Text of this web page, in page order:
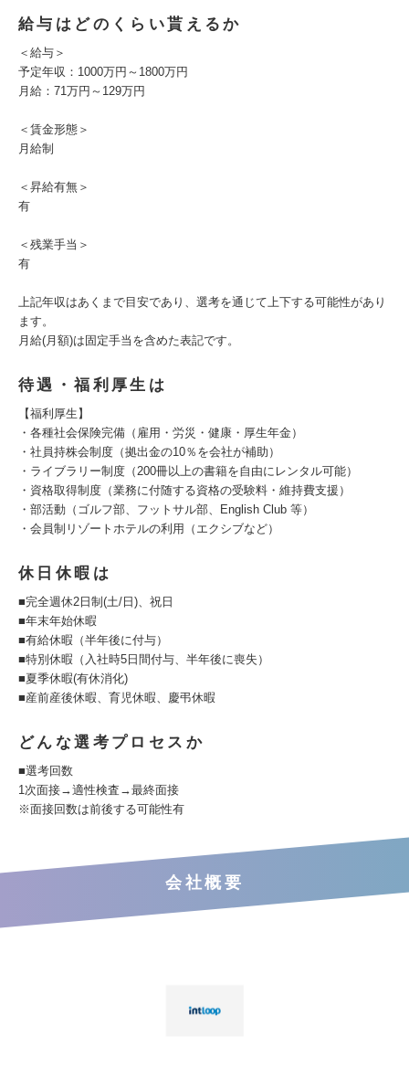
給与はどのくらい貰えるか
＜給与＞
予定年収：1000万円～1800万円
月給：71万円～129万円
＜賃金形態＞
月給制
＜昇給有無＞
有
＜残業手当＞
有
上記年収はあくまで目安であり、選考を通じて上下する可能性があり
ます。
月給(月額)は固定手当を含めた表記です。
待遇・福利厚生は
【福利厚生】
・各種社会保険完備（雇用・労災・健康・厚生年金）
・社員持株会制度（拠出金の10％を会社が補助）
・ライブラリー制度（200冊以上の書籍を自由にレンタル可能）
・資格取得制度（業務に付随する資格の受験料・維持費支援）
・部活動（ゴルフ部、フットサル部、English Club 等）
・会員制リゾートホテルの利用（エクシブなど）
休日休暇は
■完全週休2日制(土/日)、祝日
■年末年始休暇
■有給休暇（半年後に付与）
■特別休暇（入社時5日間付与、半年後に喪失）
■夏季休暇(有休消化)
■産前産後休暇、育児休暇、慶弔休暇
どんな選考プロセスか
■選考回数
1次面接→適性検査→最終面接
※面接回数は前後する可能性有
会社概要